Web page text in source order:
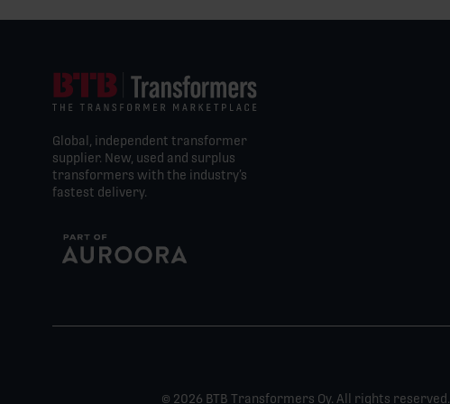
Global, independent transformer
supplier. New, used and surplus
transformers with the industry’s
fastest delivery.
© 2026 BTB Transformers Oy. All rights reserved.